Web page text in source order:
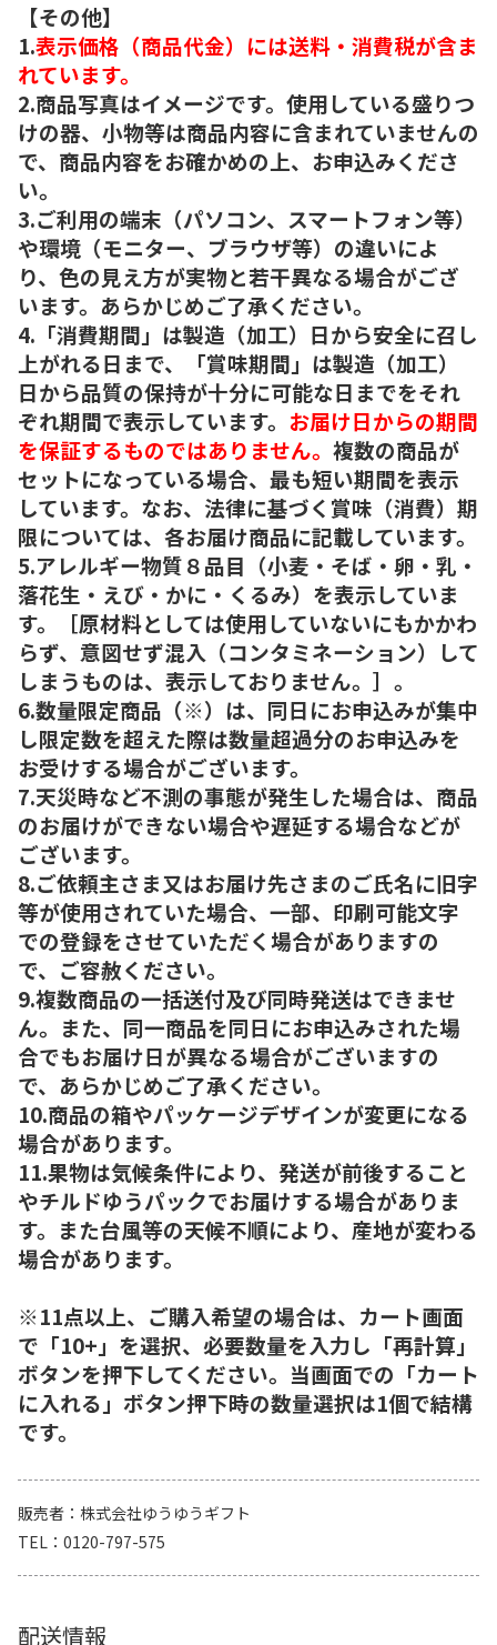
【その他】
1.表示価格（商品代金）には送料・消費税が含ま
れています。
2.商品写真はイメージです。使用している盛りつ
けの器、小物等は商品内容に含まれていませんの
で、商品内容をお確かめの上、お申込みくださ
い。
3.ご利用の端末（パソコン、スマートフォン等）
や環境（モニター、ブラウザ等）の違いによ
り、色の見え方が実物と若干異なる場合がござ
います。あらかじめご了承ください。
4.「消費期間」は製造（加工）日から安全に召し
上がれる日まで、「賞味期間」は製造（加工）
日から品質の保持が十分に可能な日までをそれ
ぞれ期間で表示しています。 お届け日からの期間
を保証するものではありません。 複数の商品が
セットになっている場合、最も短い期間を表示
しています。なお、法律に基づく賞味（消費）期
限については、各お届け商品に記載しています。
5.アレルギー物質８品目（小麦・そば・卵・乳・
落花生・えび・かに・くるみ）を表示していま
す。［原材料としては使用していないにもかかわ
らず、意図せず混入（コンタミネーション）して
しまうものは、表示しておりません。］。
6.数量限定商品（※）は、同日にお申込みが集中
し限定数を超えた際は数量超過分のお申込みを
お受けする場合がございます。
7.天災時など不測の事態が発生した場合は、商品
のお届けができない場合や遅延する場合などが
ございます。
8.ご依頼主さま又はお届け先さまのご氏名に旧字
等が使用されていた場合、一部、印刷可能文字
での登録をさせていただく場合がありますの
で、ご容赦ください。
9.複数商品の一括送付及び同時発送はできませ
ん。また、同一商品を同日にお申込みされた場
合でもお届け日が異なる場合がございますの
で、あらかじめご了承ください。
10.商品の箱やパッケージデザインが変更になる
場合があります。
11.果物は気候条件により、発送が前後すること
やチルドゆうパックでお届けする場合がありま
す。また台風等の天候不順により、産地が変わる
場合があります。
※11点以上、ご購入希望の場合は、カート画面
で「10+」を選択、必要数量を入力し「再計算」
ボタンを押下してください。当画面での「カート
に入れる」ボタン押下時の数量選択は1個で結構
です。
販売者
株式会社ゆうゆうギフト
TEL
0120-797-575
配送情報